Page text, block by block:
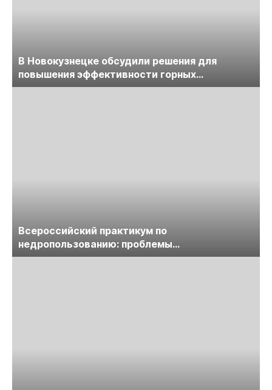
В Новокузнецке обсудили решения для
повышения эффективности горных
предприятий
Всероссийский практикум по
недропользованию: проблемы
лицензирования, цифровизации, экспертизы